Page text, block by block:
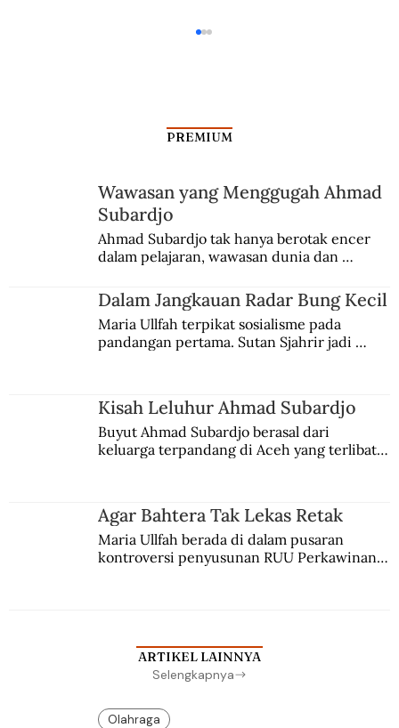
Ketika Hatta Menolak Papua
PREMIUM
Wawasan yang Menggugah Ahmad
Subardjo
Ahmad Subardjo tak hanya berotak encer
dalam pelajaran, wawasan dunia dan
Jules Verne, Multatuli, hingga Sun Yat-sen.
Dalam Jangkauan Radar Bung Kecil
Maria Ullfah terpikat sosialisme pada
pandangan pertama. Sutan Sjahrir jadi
Kisah Leluhur Ahmad Subardjo
Buyut Ahmad Subardjo berasal dari
keluarga terpandang di Aceh yang terlibat
Agar Bahtera Tak Lekas Retak
Maria Ullfah berada di dalam pusaran
kontroversi penyusunan RUU Perkawinan.
ARTIKEL LAINNYA
Selengkapnya
Olahraga